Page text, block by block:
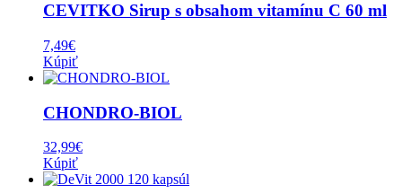
CEVITKO Sirup s obsahom vitamínu C 60 ml
7,49€
Kúpiť
CHONDRO-BIOL
32,99€
Kúpiť